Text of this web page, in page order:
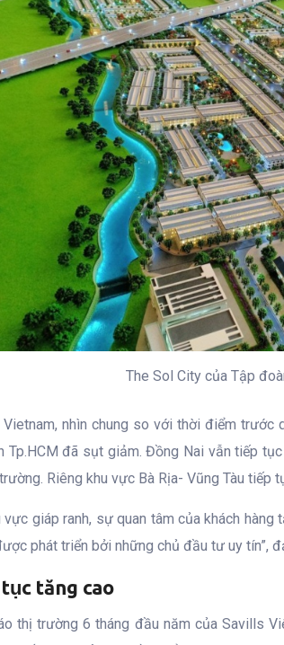
The Sol City của Tập
Vietnam, nhìn chung so với thời điểm
Tp.HCM đã sụt giảm. Đồng Nai vẫn tiếp
Riêng khu vực Bà Rịa- Vũng Tàu tiếp
vực giáp ranh, sự quan tâm của khách
phát triển bởi những chủ đầu tư uy tín”,
tăng cao
thị trường 6 tháng đầu năm của Savills